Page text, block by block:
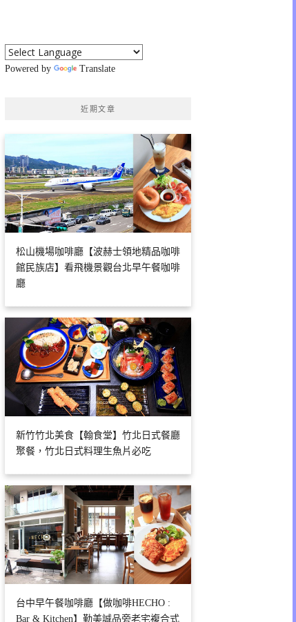
Powered by Translate
近期文章
松山機場咖啡廳【波赫士領地精品咖啡
館民族店】看飛機景觀台北早午餐咖啡
廳
新竹竹北美食【翰食堂】竹北日式餐廳
聚餐，竹北日式料理生魚片必吃
台中早午餐咖啡廳【做咖啡HECHO :
Bar & Kitchen】勤美誠品旁老宅複合式